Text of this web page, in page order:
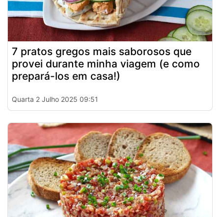
7 pratos gregos mais saborosos que
provei durante minha viagem (e como
prepará-los em casa!)
Quarta 2 Julho 2025 09:51